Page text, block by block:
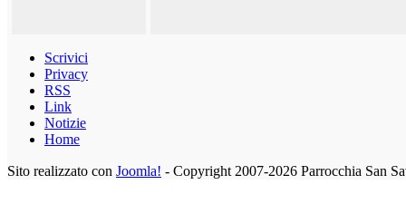
Scrivici
Privacy
RSS
Link
Notizie
Home
Sito realizzato con Joomla! - Copyright 2007-2026 Parrocchia San